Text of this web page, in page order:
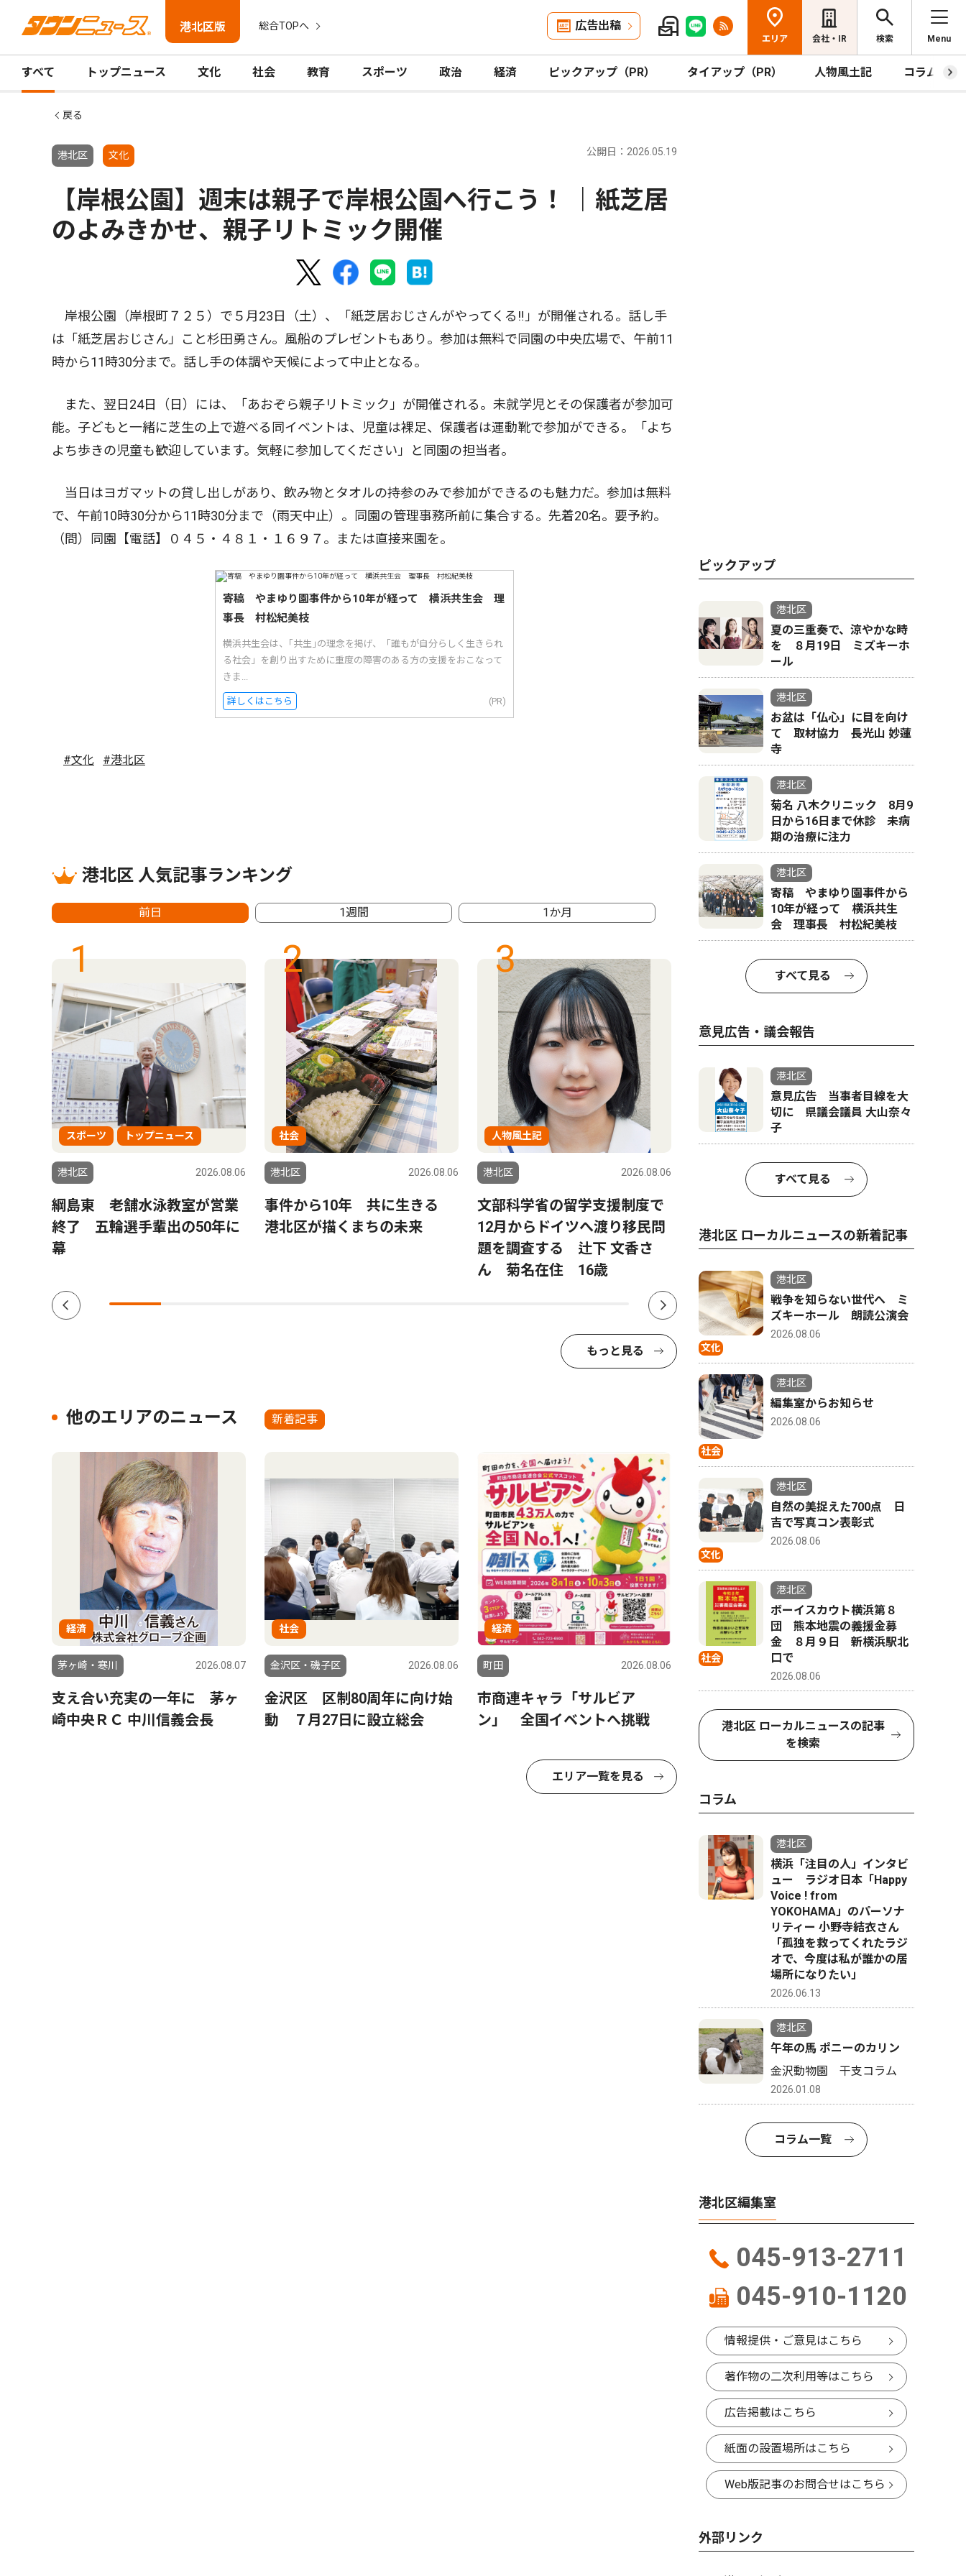
港北区版 総合TOPへ 広告出稿
エリア 会社・IR 検索 Menu
すべて トップニュース 文化 社会 教育 スポーツ 政治 経済 ピックアップ（PR） タイアップ（PR） 人物風土記 コラム
戻る
港北区 文化 公開日：2026.05.19
【岸根公園】週末は親子で岸根公園へ行こう！ ｜紙芝居
のよみきかせ、親子リトミック開催
岸根公園（岸根町７２５）で５月23日（土）、「紙芝居おじさんがやってくる‼」が開催される。話し手
は「紙芝居おじさん」こと杉田勇さん。風船のプレゼントもあり。参加は無料で同園の中央広場で、午前11
時から11時30分まで。話し手の体調や天候によって中止となる。
また、翌日24日（日）には、「あおぞら親子リトミック」が開催される。未就学児とその保護者が参加可
能。子どもと一緒に芝生の上で遊べる同イベントは、児童は裸足、保護者は運動靴で参加ができる。「よち
よち歩きの児童も歓迎しています。気軽に参加してください」と同園の担当者。
当日はヨガマットの貸し出しがあり、飲み物とタオルの持参のみで参加ができるのも魅力だ。参加は無料
で、午前10時30分から11時30分まで（雨天中止）。同園の管理事務所前に集合する。先着20名。要予約。
（問）同園【電話】０４５・４８１・１６９７。または直接来園を。
寄稿 やまゆり園事件から10年が経って 横浜共生会 理
事長 村松紀美枝
横浜共生会は、｢共生｣の理念を掲げ、「誰もが自分らしく生きられ
る社会」を創り出すために重度の障害のある方の支援をおこなって
きま...
詳しくはこちら (PR)
#文化 #港北区
港北区 人気記事ランキング
前日 1週間 1か月
1
スポーツ トップニュース
港北区 2026.08.06
綱島東 老舗水泳教室が営業
終了 五輪選手輩出の50年に
幕
2
社会
港北区 2026.08.06
事件から10年 共に生きる
港北区が描くまちの未来
3
人物風土記
港北区 2026.08.06
文部科学省の留学支援制度で
12月からドイツへ渡り移民問
題を調査する 辻下 文香さ
ん 菊名在住 16歳
トップニュース
2026.08.06
感謝状 勇気ある声掛けたた
える
える地域
もっと見る
他のエリアのニュース 新着記事
経済
茅ヶ崎・寒川 2026.08.07
支え合い充実の一年に 茅ヶ
崎中央ＲＣ 中川信義会長
社会
金沢区・磯子区 2026.08.06
金沢区 区制80周年に向け始
動 ７月27日に設立総会
経済
町田 2026.08.06
市商連キャラ「サルビア
ン」 全国イベントへ挑戦
エリア一覧を見る
ピックアップ
港北区
夏の三重奏で、涼やかな時
を ８月19日 ミズキーホ
ール
港北区
お盆は「仏心」に目を向け
て 取材協力 長光山 妙蓮
寺
港北区
菊名 八木クリニック 8月9
日から16日まで休診 未病
期の治療に注力
港北区
寄稿 やまゆり園事件から
10年が経って 横浜共生
会 理事長 村松紀美枝
すべて見る
意見広告・議会報告
港北区
意見広告 当事者目線を大
切に 県議会議員 大山奈々
子
すべて見る
港北区 ローカルニュースの新着記事
文化
港北区
戦争を知らない世代へ ミ
ズキーホール 朗読公演会
2026.08.06
社会
港北区
編集室からお知らせ
2026.08.06
文化
港北区
自然の美捉えた700点 日
吉で写真コン表彰式
2026.08.06
社会
港北区
ボーイスカウト横浜第８
団 熊本地震の義援金募
金 ８月９日 新横浜駅北
口で
2026.08.06
港北区 ローカルニュースの記事
を検索
コラム
港北区
横浜「注目の人」インタビ
ュー ラジオ日本「Happy
Voice ! from
YOKOHAMA」のパーソナ
リティー 小野寺結衣さん
「孤独を救ってくれたラジ
オで、今度は私が誰かの居
場所になりたい」
2026.06.13
港北区
午年の馬 ポニーのカリン
金沢動物園 干支コラム
2026.01.08
コラム一覧
港北区編集室
045-913-2711
045-910-1120
情報提供・ご意見はこちら
著作物の二次利用等はこちら
広告掲載はこちら
紙面の設置場所はこちら
Web版記事のお問合せはこちら
外部リンク